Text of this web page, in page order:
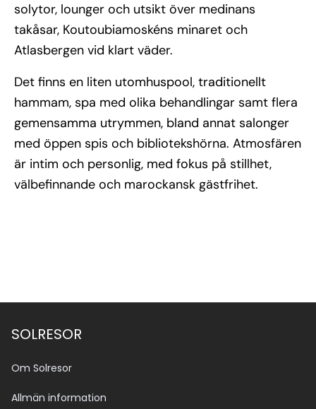
solytor, lounger och utsikt över medinans
takåsar, Koutoubiamoskéns minaret och
Atlasbergen vid klart väder.
Det finns en liten utomhuspool, traditionellt
hammam, spa med olika behandlingar samt flera
gemensamma utrymmen, bland annat salonger
med öppen spis och bibliotekshörna. Atmosfären
är intim och personlig, med fokus på stillhet,
välbefinnande och marockansk gästfrihet.
SOLRESOR
Om Solresor
Allmän information